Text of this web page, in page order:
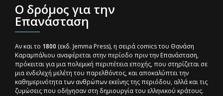
O δρόμος για την
Επανάσταση
Αν και το 1800 (εκδ. Jemma Press), η σειρά comics του Θανάση
Καραμπάλιου αναφέρεται στην περίοδο πριν την Επανάσταση,
πρόκειται για μια πολεμική περιπέτεια εποχής, που στηρίζεται σε
μια ενδελεχή μελέτη του παρελθόντος, και αποκαλύπτει την
καθημερινότητα των ανθρώπων εκείνης της περιόδου, αλλά και τις
ζυμώσεις που οδήγησαν στη δημιουργία του ελληνικού κράτους.